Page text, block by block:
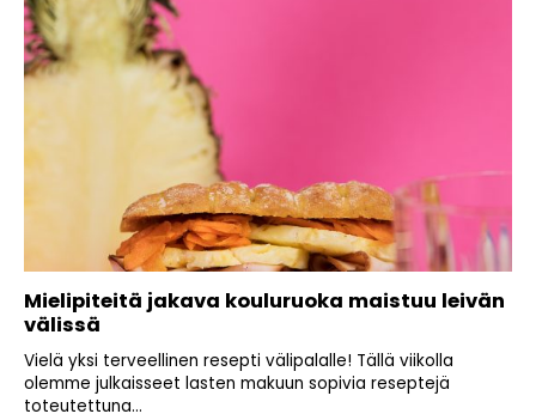
Mielipiteitä jakava kouluruoka maistuu leivän
välissä
Vielä yksi terveellinen resepti välipalalle! Tällä viikolla
olemme julkaisseet lasten makuun sopivia reseptejä
toteutettuna...